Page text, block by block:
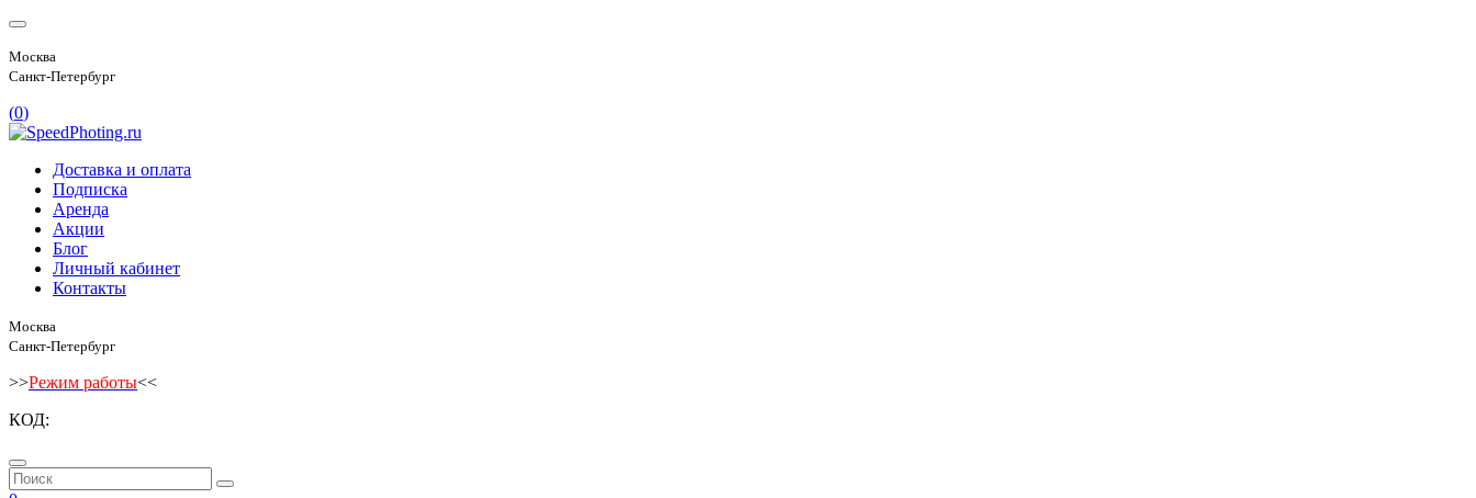
Москва
Санкт-Петербург
(0)
Доставка и оплата
Подписка
Аренда
Акции
Блог
Личный кабинет
Контакты
Москва
Санкт-Петербург
>>Режим работы<<
КОД: